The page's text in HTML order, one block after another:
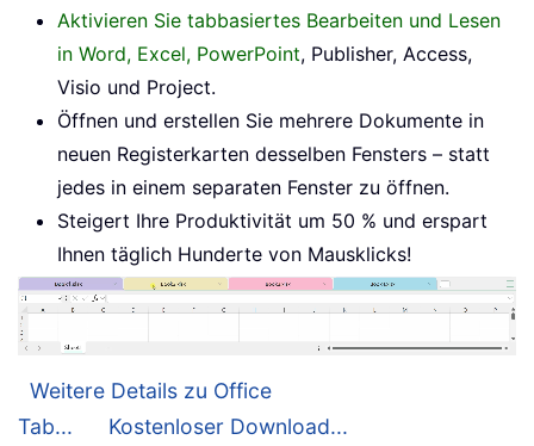
Aktivieren Sie tabbasiertes Bearbeiten und Lesen
in Word, Excel, PowerPoint, Publisher, Access,
Visio und Project.
Öffnen und erstellen Sie mehrere Dokumente in
neuen Registerkarten desselben Fensters – statt
jedes in einem separaten Fenster zu öffnen.
Steigert Ihre Produktivität um 50 % und erspart
Ihnen täglich Hunderte von Mausklicks!
Weitere Details zu Office
Tab...
Kostenloser Download...